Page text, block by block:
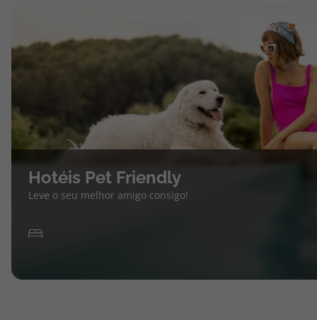
Hotéis Pet Friendly
Leve o seu melhor amigo consigo!